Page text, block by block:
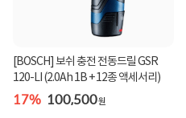
[BOSCH] 보쉬 충전 전동드릴 GSR
120-LI (2.0Ah 1B + 12종 액세서리)
17% 100,500원